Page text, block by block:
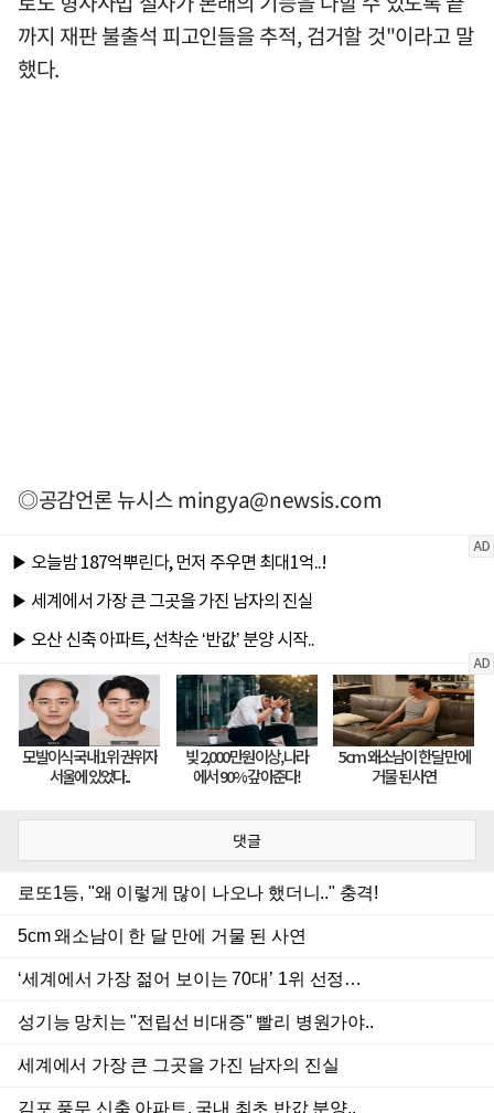
까지 재판 불출석 피고인들을 추적, 검거할 것"이라고 말
했다.
◎공감언론 뉴시스mingya@newsis.com
댓글